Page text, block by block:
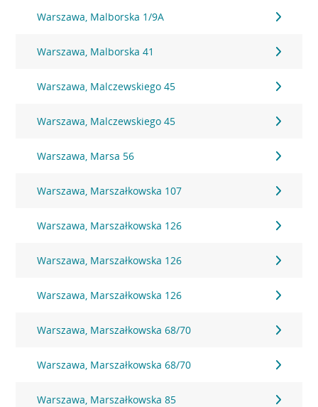
Warszawa, Malborska 1/9A
Warszawa, Malborska 41
Warszawa, Malczewskiego 45
Warszawa, Malczewskiego 45
Warszawa, Marsa 56
Warszawa, Marszałkowska 107
Warszawa, Marszałkowska 126
Warszawa, Marszałkowska 126
Warszawa, Marszałkowska 126
Warszawa, Marszałkowska 68/70
Warszawa, Marszałkowska 68/70
Warszawa, Marszałkowska 85